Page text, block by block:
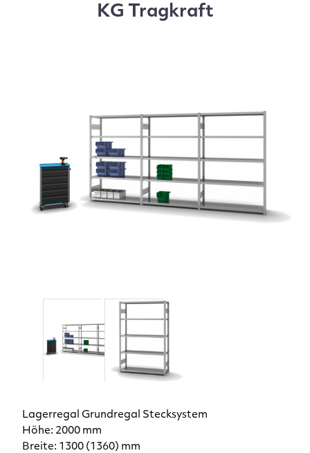
KG Tragkraft
Lagerregal Grundregal Stecksystem
Höhe: 2000 mm
Breite: 1300 (1360) mm